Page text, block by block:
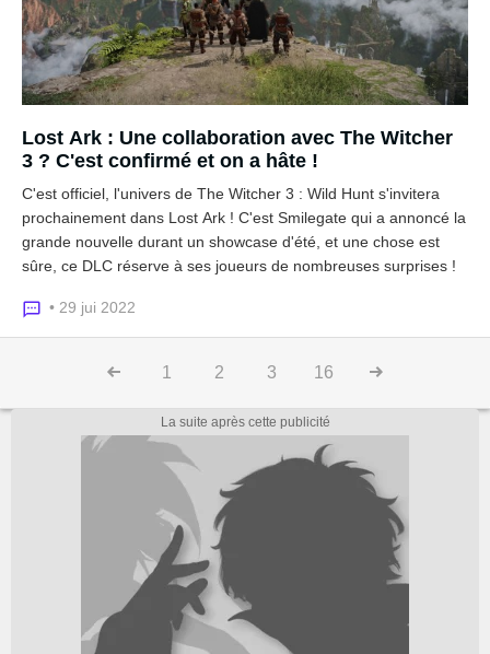
Lost Ark : Une collaboration avec The Witcher
3 ? C'est confirmé et on a hâte !
C'est officiel, l'univers de The Witcher 3 : Wild Hunt s'invitera
prochainement dans Lost Ark ! C'est Smilegate qui a annoncé la
grande nouvelle durant un showcase d'été, et une chose est
sûre, ce DLC réserve à ses joueurs de nombreuses surprises !
• 29 jui 2022
1 2 3 16